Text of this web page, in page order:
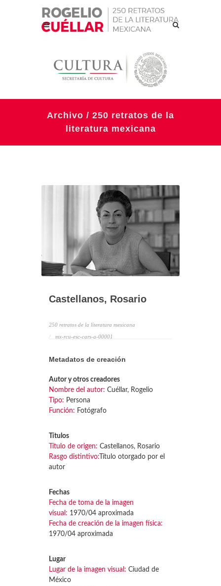
Archivo / 250 retratos de la
literatura mexicana
Castellanos, Rosario
250 retratos de la literatura mexicana
mx-rcu-esc-cars-a-00001
Metadatos de creación
Autor y otros creadores
Nombre del autor: Cuéllar, Rogelio
Tipo: Persona
Función: Fotógrafo
Títulos
Título de origen: Castellanos, Rosario
Rasgo distintivo: Título otorgado por el
autor
Fechas
Fecha de toma de la imagen
visual: 1970/04 aproximada
Fecha de creación de la imagen física:
1970/04 aproximada
Lugar
Lugar de la imagen visual: Ciudad de
México